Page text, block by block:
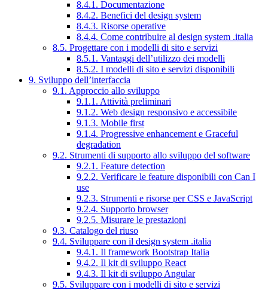
8.4.1. Documentazione
8.4.2. Benefici del design system
8.4.3. Risorse operative
8.4.4. Come contribuire al design system .italia
8.5. Progettare con i modelli di sito e servizi
8.5.1. Vantaggi dell’utilizzo dei modelli
8.5.2. I modelli di sito e servizi disponibili
9. Sviluppo dell’interfaccia
9.1. Approccio allo sviluppo
9.1.1. Attività preliminari
9.1.2. Web design responsivo e accessibile
9.1.3. Mobile first
9.1.4. Progressive enhancement e Graceful
degradation
9.2. Strumenti di supporto allo sviluppo del software
9.2.1. Feature detection
9.2.2. Verificare le feature disponibili con Can I
use
9.2.3. Strumenti e risorse per CSS e JavaScript
9.2.4. Supporto browser
9.2.5. Misurare le prestazioni
9.3. Catalogo del riuso
9.4. Sviluppare con il design system .italia
9.4.1. Il framework Bootstrap Italia
9.4.2. Il kit di sviluppo React
9.4.3. Il kit di sviluppo Angular
9.5. Sviluppare con i modelli di sito e servizi